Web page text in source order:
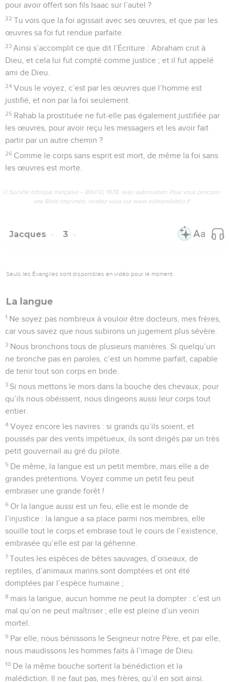
pour avoir offert son fils Isaac sur l’autel ?
22 Tu vois que la foi agissait avec ses œuvres, et que par les
œuvres sa foi fut rendue parfaite.
23 Ainsi s’accomplit ce que dit l’Écriture : Abraham crut à
Dieu, et cela lui fut compté comme justice ; et il fut appelé
ami de Dieu.
24 Vous le voyez, c’est par les œuvres que l’homme est
justifié, et non par la foi seulement.
25 Rahab la prostituée ne fut-elle pas également justifiée par
les œuvres, pour avoir reçu les messagers et les avoir fait
partir par un autre chemin ?
26 Comme le corps sans esprit est mort, de même la foi sans
les œuvres est morte.
© Société biblique française – Bibli’O, 1978, avec autorisation. Pour vous procurer
une Bible imprimée, rendez-vous sur www.editionsbiblio.fr
Jacques 3
Seuls les Évangiles sont disponibles en vidéo pour le moment.
La langue
1 Ne soyez pas nombreux à vouloir être docteurs, mes frères,
car vous savez que nous subirons un jugement plus sévère.
2 Nous bronchons tous de plusieurs manières. Si quelqu’un
ne bronche pas en paroles, c’est un homme parfait, capable
de tenir tout son corps en bride.
3 Si nous mettons le mors dans la bouche des chevaux, pour
qu’ils nous obéissent, nous dirigeons aussi leur corps tout
entier.
4 Voyez encore les navires : si grands qu’ils soient, et
poussés par des vents impétueux, ils sont dirigés par un très
petit gouvernail au gré du pilote.
5 De même, la langue est un petit membre, mais elle a de
grandes prétentions. Voyez comme un petit feu peut
embraser une grande forêt !
6 Or la langue aussi est un feu, elle est le monde de
l’injustice : la langue a sa place parmi nos membres, elle
souille tout le corps et embrase tout le cours de l’existence,
embrasée qu’elle est par la géhenne.
7 Toutes les espèces de bêtes sauvages, d’oiseaux, de
reptiles, d’animaux marins sont domptées et ont été
domptées par l’espèce humaine ;
8 mais la langue, aucun homme ne peut la dompter : c’est un
mal qu’on ne peut maîtriser ; elle est pleine d’un venin
mortel.
9 Par elle, nous bénissons le Seigneur notre Père, et par elle,
nous maudissons les hommes faits à l’image de Dieu.
10 De la même bouche sortent la bénédiction et la
malédiction. Il ne faut pas, mes frères, qu’il en soit ainsi.